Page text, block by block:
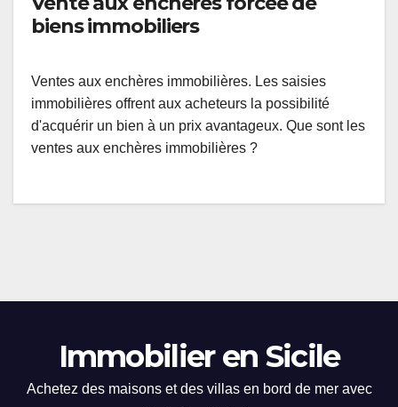
biens immobiliers
Ventes aux enchères immobilières. Les saisies
immobilières offrent aux acheteurs la possibilité
d'acquérir un bien à un prix avantageux. Que sont les
ventes aux enchères immobilières ?
Immobilier en Sicile
Achetez des maisons et des villas en bord de mer avec